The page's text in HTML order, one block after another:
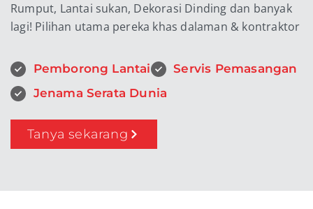
Rumput, Lantai sukan, Dekorasi Dinding dan banyak
lagi! Pilihan utama pereka khas dalaman & kontraktor
Pemborong Lantai
Servis Pemasangan
Jenama Serata Dunia
Tanya sekarang